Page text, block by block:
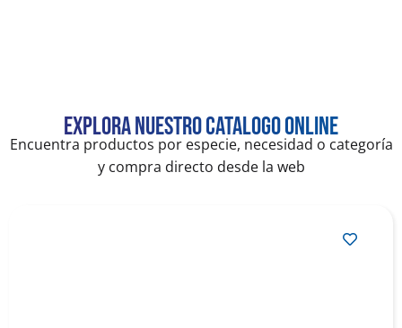
Explora nuestro catalogo online
Encuentra productos por especie, necesidad o categoría
y compra directo desde la web